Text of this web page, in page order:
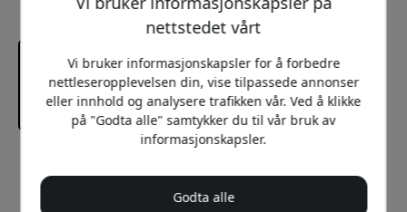
399 NOK
nettstedet vårt
Vi bruker informasjonskapsler for å forbedre
nettleseropplevelsen din, vise tilpassede annonser
eller innhold og analysere trafikken vår. Ved å klikke
på "Godta alle" samtykker du til vår bruk av
informasjonskapsler.
Godta alle